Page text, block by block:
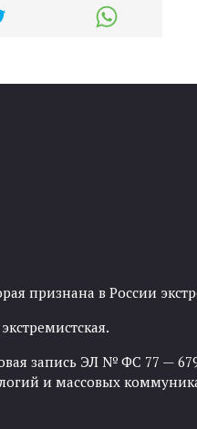
признана в России
запись ЭЛ № ФС 77 —
и массовых